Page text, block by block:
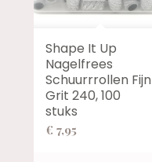
Shape It Up
Nagelfrees
Schuurrrollen Fijn
Grit 240, 100
stuks
€ 7,95